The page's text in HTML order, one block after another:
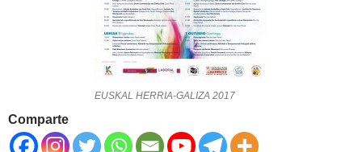
EUSKAL HERRIA-GALIZA 2017
Comparte